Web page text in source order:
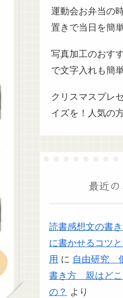
運動会お弁当の
置きで当日を簡
写真加工のおす
で文字入れも簡
クリスマスプレ
イズを！人気の
最近
読書感想文の書
に書かせるコツ
用 に 自由研究
書き方 親はどこ
の？ より